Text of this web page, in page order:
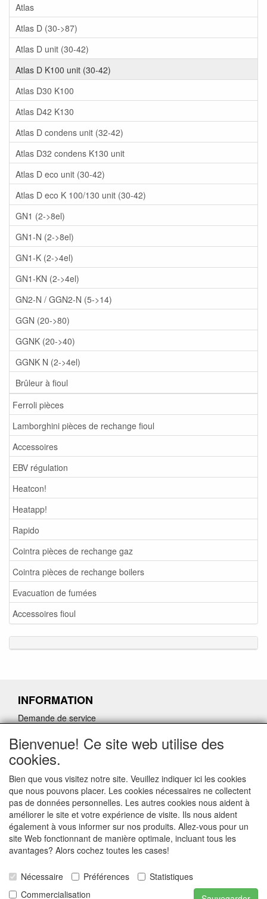
Atlas
Atlas D (30->87)
Atlas D unit (30-42)
Atlas D K100 unit (30-42)
Atlas D30 K100
Atlas D42 K130
Atlas D condens unit (32-42)
Atlas D32 condens K130 unit
Atlas D eco unit (30-42)
Atlas D eco K 100/130 unit (30-42)
GN1 (2->8el)
GN1-N (2->8el)
GN1-K (2->4el)
GN1-KN (2->4el)
GN2-N / GGN2-N (5->14)
GGN (20->80)
GGNK (20->40)
GGNK N (2->4el)
Brûleur à fioul
Ferroli pièces
Lamborghini pièces de rechange fioul
Accessoires
EBV régulation
Heatcon!
Heatapp!
Rapido
Cointra pièces de rechange gaz
Cointra pièces de rechange boilers
Evacuation de fumées
Accessoires fioul
INFORMATION
Demande de service
Demander un lien d'annulation
CONTACTGEGEVENS
www.ferroli-vdht.be
Rouwbergskens 7 hal 14
2340 Beerse
E-mail: verkoop@vdht.be
Telefoon:
Bienvenue! Ce site web utilise des
cookies.
Bien que vous visitez notre site. Veuillez indiquer ici les cookies
que nous pouvons placer. Les cookies nécessaires ne collectent
pas de données personnelles. Les autres cookies nous aident à
améliorer le site et votre expérience de visite. Ils nous aident
également à vous informer sur nos produits. Allez-vous pour un
site Web fonctionnant de manière optimale, incluant tous les
avantages? Alors cochez toutes les cases!
Nécessaire Préférences
Statistiques
Commercialisation